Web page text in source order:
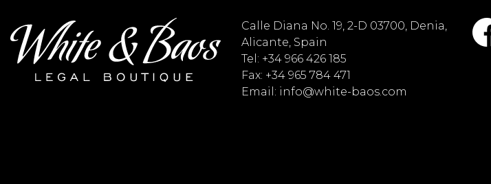
Calle Diana No. 19, 2-D 03700, Denia,
Alicante, Spain
Tel: +34 966 426 185
Fax: +34 965 784 471
Email: info@white-baos.com